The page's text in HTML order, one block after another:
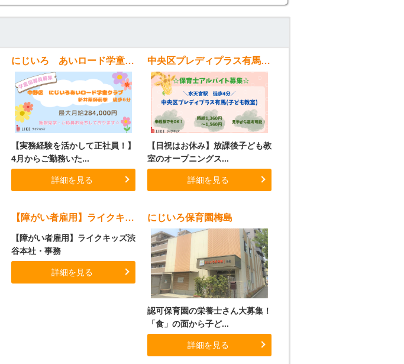
にじいろ あいロード学童クラブ
【実務経験を活かして正社員！】
4月からご勤務いた...
詳細を見る
中央区プレディプラス有馬(子ども教室)
【日祝はお休み】放課後子ども教
室のオープニングス...
詳細を見る
【障がい者雇用】ライクキッズ渋谷本社
【障がい者雇用】ライクキッズ渋
谷本社・事務
詳細を見る
にじいろ保育園梅島
認可保育園の栄養士さん大募集！
「食」の面から子ど...
詳細を見る